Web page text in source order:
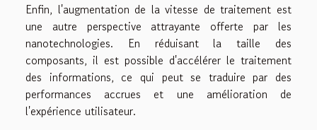
Enfin, l'augmentation de la vitesse de traitement est
une autre perspective attrayante offerte par les
nanotechnologies. En réduisant la taille des
composants, il est possible d'accélérer le traitement
des informations, ce qui peut se traduire par des
performances accrues et une amélioration de
l'expérience utilisateur.